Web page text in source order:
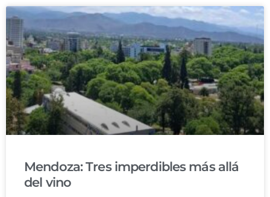
Mendoza: Tres imperdibles más allá
del vino